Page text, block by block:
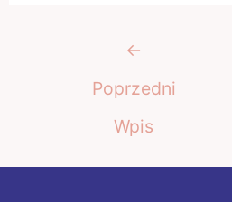
Nawigacja←
Poprzedni
Wpis